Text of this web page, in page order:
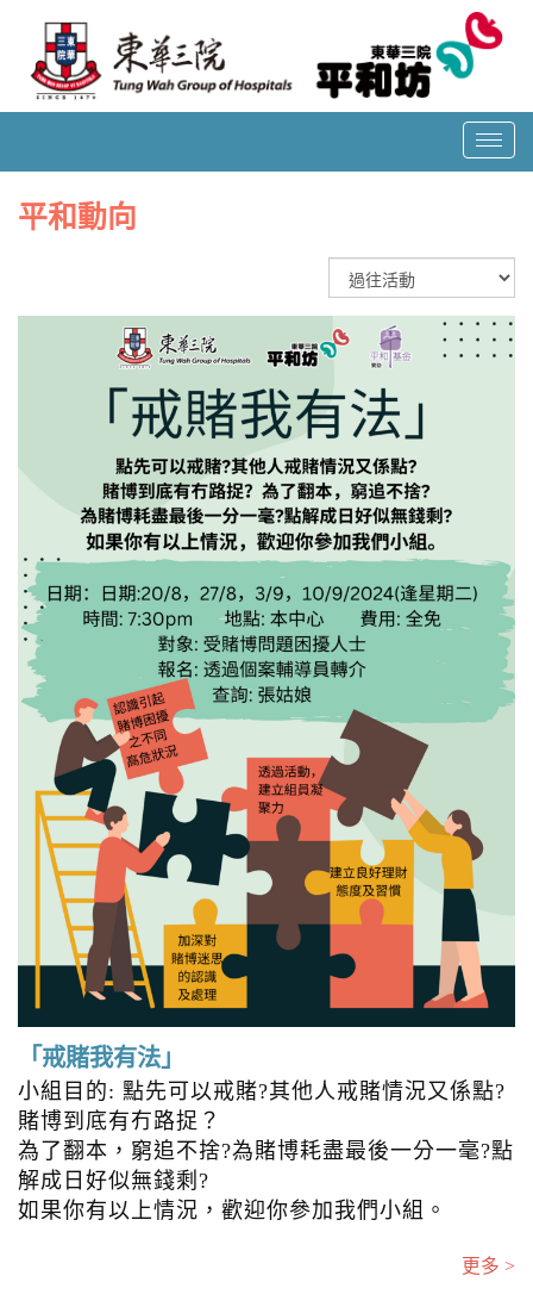
T
o
l
e
n
a
o
平和動向
「戒賭我有法」
小組目的: 點先可以戒賭?其他人戒賭情況又係點?
賭博到底有冇路捉？
為了翻本，窮追不捨?為賭博耗盡最後一分一毫?點
解成日好似無錢剩?
如果你有以上情況，歡迎你參加我們小組。
更多 >